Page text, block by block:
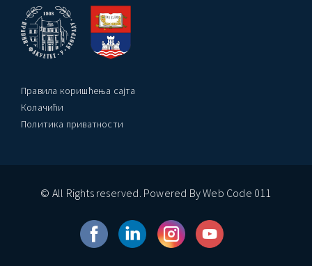
Правила коришћења сајта
Колачићи
Политика приватности
© All Rights reserved. Powered By Web Code 011